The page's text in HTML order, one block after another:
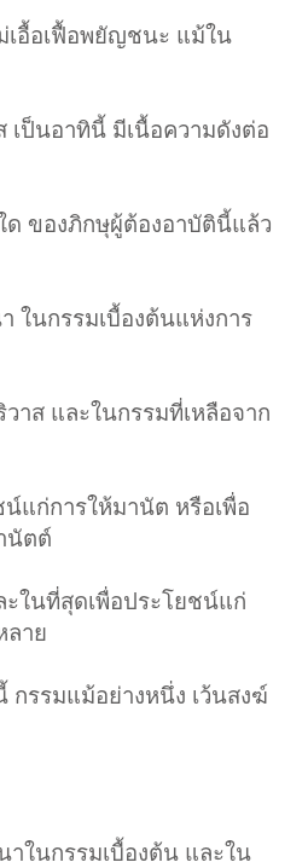
เอื้อเฟื้อพยัญชนะ แม้ใน
เป็นอาทินี้ มีเนื้อความดังต่อ
ด ของภิกษุผู้ต้องอาบัตินี้แล้ว
ในกรรมเบื้องต้นแห่งการ
าส และในกรรมที่เหลือจาก
แก่การให้มานัต หรือเพื่อ
นัตต์
ในที่สุดเพื่อประโยชน์แก่
ลาย
กรรมแม้อย่างหนึ่ง เว้นสงฆ์
ในกรรมเบื้องต้น และใน